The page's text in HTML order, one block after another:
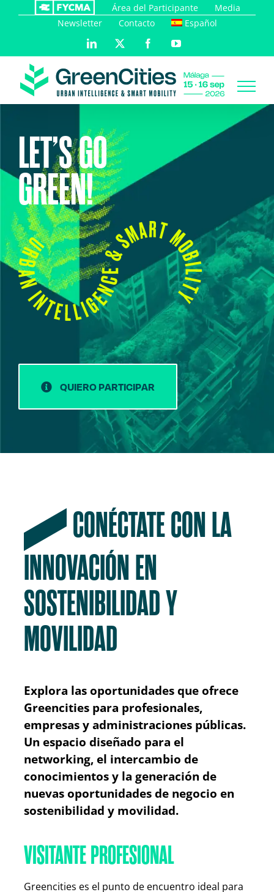
Área del Participante
Media
Newsletter
Contacto Español
LinkedIn FacebookYouTube
LET’S GO
GREEN!
QUIERO PARTICIPAR
CONÉCTATE CON LA
INNOVACIÓN EN
SOSTENIBILIDAD Y
MOVILIDAD
Explora las oportunidades que ofrece
Greencities para profesionales,
empresas y administraciones públicas.
Un espacio diseñado para el
networking, el intercambio de
conocimientos y la generación de
nuevas oportunidades de negocio en
sostenibilidad y movilidad.
VISITANTE PROFESIONAL
Greencities es el punto de encuentro ideal para